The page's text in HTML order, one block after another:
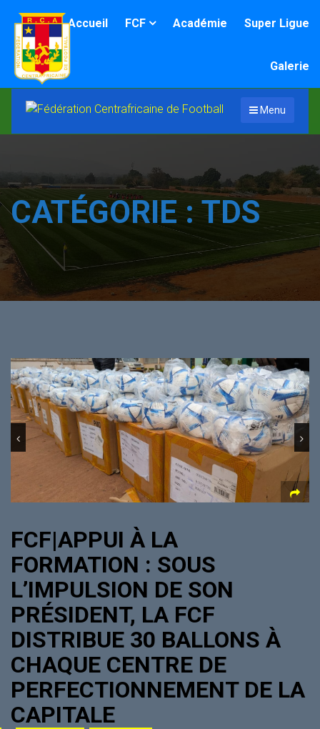
Accueil FCF Académie Super Ligue
Galerie
Menu
CATÉGORIE :TDS
FCF|APPUI À LA
FORMATION : SOUS
L’IMPULSION DE SON
PRÉSIDENT, LA FCF
DISTRIBUE 30 BALLONS À
CHAQUE CENTRE DE
PERFECTIONNEMENT DE LA
CAPITALE